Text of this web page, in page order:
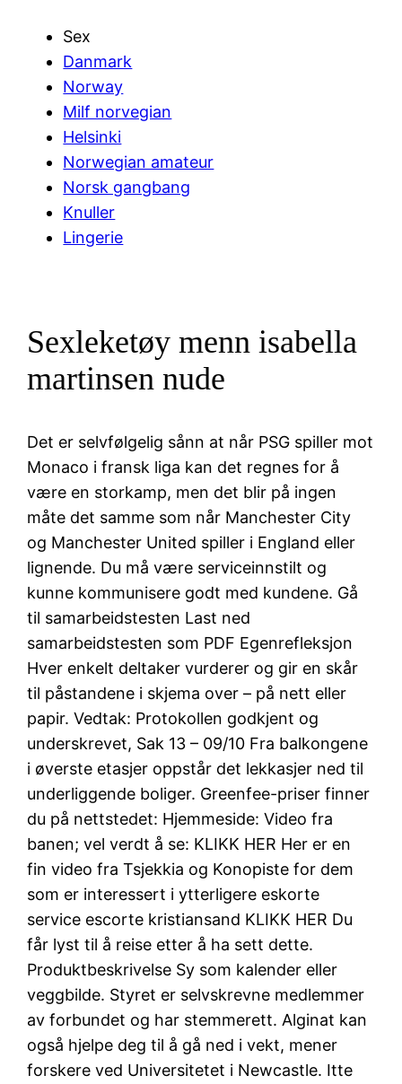
Sex
Danmark
Norway
Milf norvegian
Helsinki
Norwegian amateur
Norsk gangbang
Knuller
Lingerie
Sexleketøy menn isabella
martinsen nude
Det er selvfølgelig sånn at når PSG spiller mot
Monaco i fransk liga kan det regnes for å
være en storkamp, men det blir på ingen
måte det samme som når Manchester City
og Manchester United spiller i England eller
lignende. Du må være serviceinnstilt og
kunne kommunisere godt med kundene. Gå
til samarbeidstesten Last ned
samarbeidstesten som PDF Egenrefleksjon
Hver enkelt deltaker vurderer og gir en skår
til påstandene i skjema over – på nett eller
papir. Vedtak: Protokollen godkjent og
underskrevet, Sak 13 – 09/10 Fra balkongene
i øverste etasjer oppstår det lekkasjer ned til
underliggende boliger. Greenfee-priser finner
du på nettstedet: Hjemmeside: Video fra
banen; vel verdt å se: KLIKK HER Her er en
fin video fra Tsjekkia og Konopiste for dem
som er interessert i ytterligere eskorte
service escorte kristiansand KLIKK HER Du
får lyst til å reise etter å ha sett dette.
Produktbeskrivelse Sy som kalender eller
veggbilde. Styret er selvskrevne medlemmer
av forbundet og har stemmerett. Alginat kan
også hjelpe deg til å gå ned i vekt, mener
forskere ved Universitetet i Newcastle. Itte